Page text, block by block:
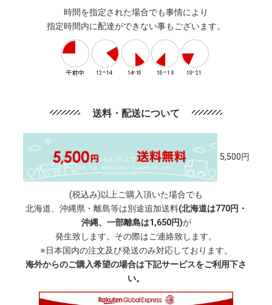
時間を指定された場合でも事情により
指定時間内に配達ができない事もございます。
送料・配送について
5,500円
(税込み)以上ご購入頂いた場合でも
北海道、沖縄県・離島等は別途追加送料(北海道は770円・
沖縄、一部離島は1,650円)が
発生致します。その際はご連絡致します。
※日本国内の注文及び発送のみ対応しております。
海外からのご購入希望の場合は下記サービスをご利用下さ
い。